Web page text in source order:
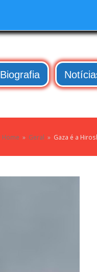
Biografia
Home » Geral » Gaza é a